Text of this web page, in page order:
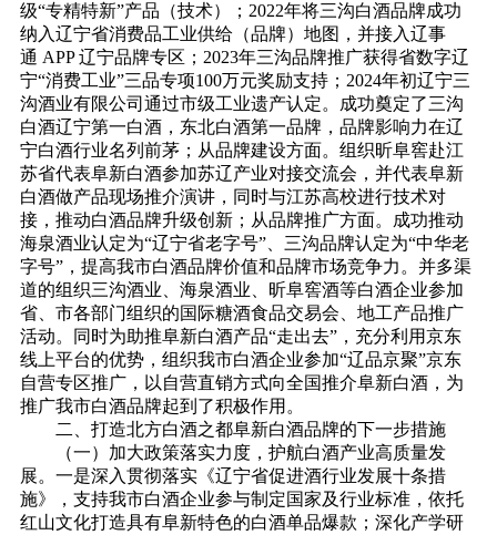
级“专精特新”产品（技术）；2022年将三沟白酒品牌成功
纳入辽宁省消费品工业供给（品牌）地图，并接入辽事
通 APP 辽宁品牌专区；2023年三沟品牌推广获得省数字辽
宁“消费工业”三品专项100万元奖励支持；2024年初辽宁三
沟酒业有限公司通过市级工业遗产认定。成功奠定了三沟
白酒辽宁第一白酒，东北白酒第一品牌，品牌影响力在辽
宁白酒行业名列前茅；从品牌建设方面。组织昕阜窖赴江
苏省代表阜新白酒参加苏辽产业对接交流会，并代表阜新
白酒做产品现场推介演讲，同时与江苏高校进行技术对
接，推动白酒品牌升级创新；从品牌推广方面。成功推动
海泉酒业认定为“辽宁省老字号”、三沟品牌认定为“中华老
字号”，提高我市白酒品牌价值和品牌市场竞争力。并多渠
道的组织三沟酒业、海泉酒业、昕阜窖酒等白酒企业参加
省、市各部门组织的国际糖酒食品交易会、地工产品推广
活动。同时为助推阜新白酒产品“走出去”，充分利用京东
线上平台的优势，组织我市白酒企业参加“辽品京聚”京东
自营专区推广，以自营直销方式向全国推介阜新白酒，为
推广我市白酒品牌起到了积极作用。
二、打造北方白酒之都阜新白酒品牌的下一步措施
（一）加大政策落实力度，护航白酒产业高质量发
展。一是深入贯彻落实《辽宁省促进酒行业发展十条措
施》，支持我市白酒企业参与制定国家及行业标准，依托
红山文化打造具有阜新特色的白酒单品爆款；深化产学研